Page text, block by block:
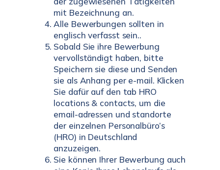
mit Bezeichnung an.
Alle Bewerbungen sollten in
englisch verfasst sein..
Sobald Sie ihre Bewerbung
vervollständigt haben, bitte
Speichern sie diese und Senden
sie als Anhang per e-mail. Klicken
Sie dafür auf den tab HRO
locations & contacts, um die
email-adressen und standorte
der einzelnen Personalbüro’s
(HRO) in Deutschland
anzuzeigen.
Sie können Ihrer Bewerbung auch